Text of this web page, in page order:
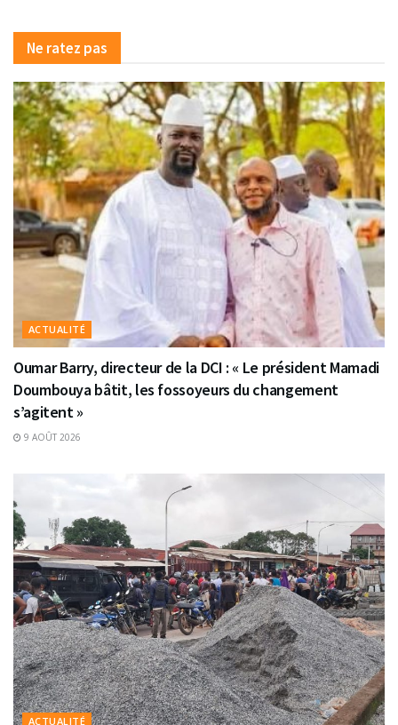
Ne ratez pas
ACTUALITÉ
Oumar Barry, directeur de la DCI : « Le président Mamadi
Doumbouya bâtit, les fossoyeurs du changement
s’agitent »
9 AOÛT 2026
ACTUALITÉ